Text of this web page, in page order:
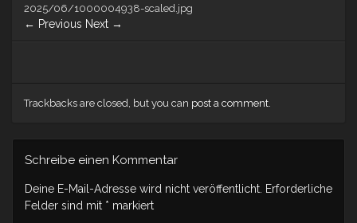
2025/06/1000004938-scaled.jpg
← Previous Next →
Trackbacks are closed, but you can post a comment.
Schreibe einen Kommentar
Deine E-Mail-Adresse wird nicht veröffentlicht. Erforderliche
Felder sind mit * markiert